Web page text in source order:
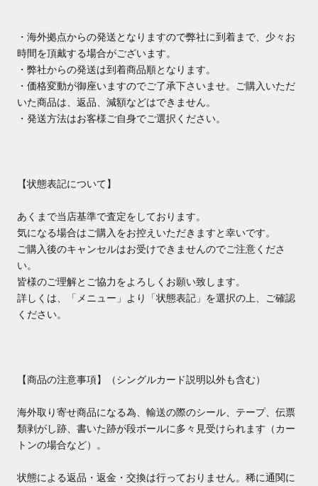
・海外拠点からの発送となりますので弊社に到着まで、少々お
時間を頂戴する場合がございます。
・弊社からの発送は到着商品順となります。
・価格変動が御座いますのでご了承下さいませ。ご購入いただ
いた商品は、返品、減額などはできません。
・発送方法はお客様ご自身でご選択ください。
【状態表記について】
あくまで当店基準で査定をしております。
気になる場合はご購入をお控えいただきますと幸いです。
ご購入後のキャンセルはお受けできませんのでご注意くださ
い。
皆様のご理解とご協力をよろしくお願い致します。
詳しくは、「メニュー」より「状態表記」を選択の上、ご確認
ください。
【商品の注意事項】（シングルカード説明以外も含む）
海外取り寄せ商品になる為、輸送の際のシール、テープ、伝票
類剥がし跡、書いた跡が段ボールに多々見受けられます（カー
トンの場合など）。
状態による返品・返金・交換は行っておりません。稀に通関に